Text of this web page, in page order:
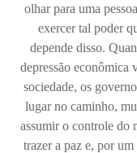
olhar para uma
exercer tal poder
depende disso.
depressão econômica
sociedade, os
lugar no caminho,
assumir o controle do
trazer a paz e, por